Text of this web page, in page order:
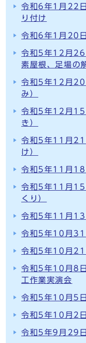
令和6年1月22
り付け
令和6年1月20
令和5年12月26
素屋根、足場の
令和5年12月20
み）
令和5年12月15
き）
令和5年11月21
け）
令和5年11月18
令和5年11月15
くり）
令和5年11月13
令和5年10月31
令和5年10月21
令和5年10月8
工作業実演会
令和5年10月5
令和5年10月2
令和5年9月29